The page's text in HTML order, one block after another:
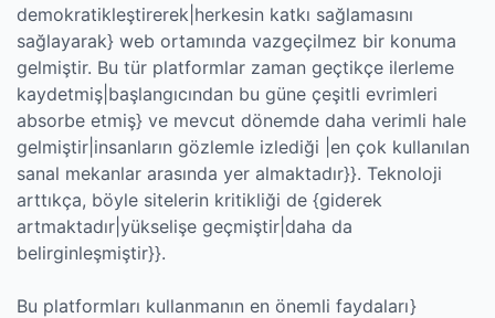
demokratikleştirerek|herkesin katkı sağlamasını
sağlayarak} web ortamında vazgeçilmez bir konuma
gelmiştir. Bu tür platformlar zaman geçtikçe ilerleme
kaydetmiş|başlangıcından bu güne çeşitli evrimleri
absorbe etmiş} ve mevcut dönemde daha verimli hale
gelmiştir|insanların gözlemle izlediği |en çok kullanılan
sanal mekanlar arasında yer almaktadır}}. Teknoloji
arttıkça, böyle sitelerin kritikliği de {giderek
artmaktadır|yükselişe geçmiştir|daha da
belirginleşmiştir}}.
Bu platformları kullanmanın en önemli faydaları}